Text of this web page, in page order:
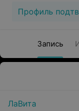
Профиль
Запись
ЛаВита